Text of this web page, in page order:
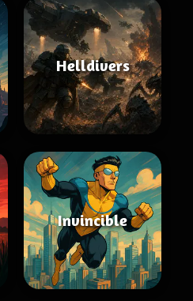
Helldivers
Invincible